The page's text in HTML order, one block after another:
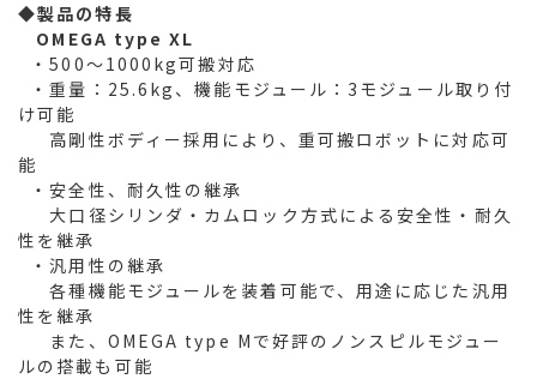
◆製品の特長
OMEGA type XL
・500～1000kg可搬対応
・重量：25.6kg、機能モジュール：3モジュール取り付
け可能
高剛性ボディー採用により、重可搬ロボットに対応可
能
・安全性、耐久性の継承
大口径シリンダ・カムロック方式による安全性・耐久
性を継承
・汎用性の継承
各種機能モジュールを装着可能で、用途に応じた汎用
性を継承
また、OMEGA type Mで好評のノンスピルモジュー
ルの搭載も可能